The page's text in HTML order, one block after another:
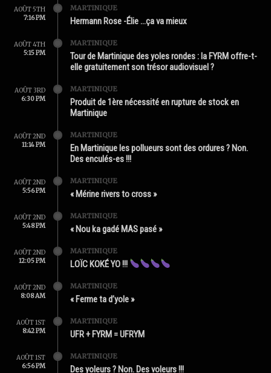
AOÛT 5TH
7:16 PM
MARTINIQUE
Hermann Rose -Élie …ça va mieux
AOÛT 4TH
5:15 PM
MARTINIQUE
Tour de Martinique des yoles rondes : la FYRM offre-t-
elle gratuitement son trésor audiovisuel ?
AOÛT 3RD
6:30 PM
MARTINIQUE
Produit de 1ère nécessité en rupture de stock en
Martinique
AOÛT 2ND
11:14 PM
MARTINIQUE
En Martinique les pollueurs sont des ordures ? Non.
Des enculés-es !!!
AOÛT 2ND
5:56 PM
MARTINIQUE
« Mérine rivers to cross »
AOÛT 2ND
5:48 PM
MARTINIQUE
« Nou ka gadé MAS pasé »
AOÛT 2ND
12:05 PM
MARTINIQUE
LOÏC KOKÉ YO !!!
AOÛT 2ND
8:08 AM
MARTINIQUE
« Ferme ta d’yole »
AOÛT 1ST
8:42 PM
MARTINIQUE
UFR + FYRM = UFRYM
AOÛT 1ST
6:56 PM
MARTINIQUE
Des yoleurs ? Non. Des voleurs !!!